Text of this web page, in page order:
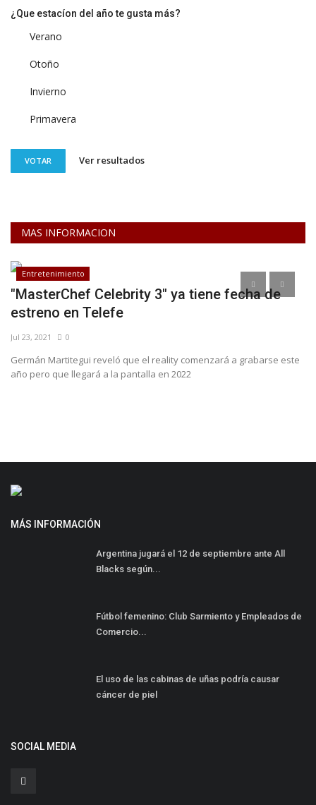
¿Que estacíon del año te gusta más?
Verano
Otoño
Invierno
Primavera
VOTAR Ver resultados
MAS INFORMACION
Entretenimiento
"MasterChef Celebrity 3" ya tiene fecha de
estreno en Telefe
Jul 23, 2021 0
Germán Martitegui reveló que el reality comenzará a grabarse este
año pero que llegará a la pantalla en 2022
MÁS INFORMACIÓN
Argentina jugará el 12 de septiembre ante All
Blacks según...
Fútbol femenino: Club Sarmiento y Empleados de
Comercio...
El uso de las cabinas de uñas podría causar
cáncer de piel
SOCIAL MEDIA